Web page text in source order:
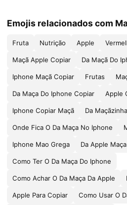
Emojis relacionados com
Fruta Nutrição Apple
Maçã Apple Copiar Da Maçã Do
Iphone Maçã Copiar Frutas
Da Maça Do Iphone Copiar Apple
Iphone Copiar Maçã Da
Onde Fica O Da Maça No Iphone
Iphone Mao Grega Da Apple Maça
Como Ter O Da Maça Do Iphone
Como Achar O Da Maça Da Apple
Apple Para Copiar Como Usar O